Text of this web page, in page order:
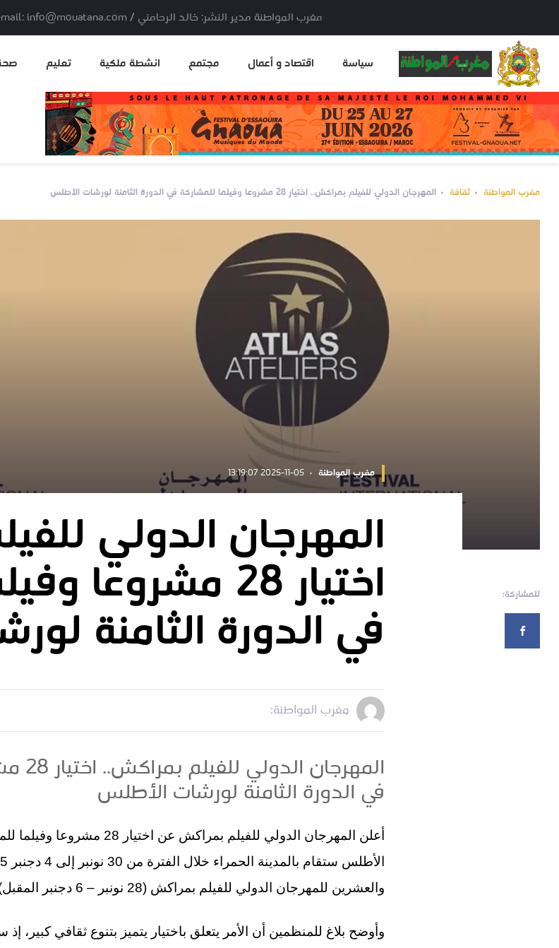
مغرب المواطنة مدير النشر: خالد الرحامني / E-mail: info@mouatana.com
سياسة اقتصاد و أعمال مجتمع انشطة ملكية تعليم
مغرب المواطنة ثقافة المهرجان الدولي للفيلم بمراكش.. اختيار 28 مشروعا وفيلما للمشاركة في الدورة الثامنة لورشات الأطلس
مغرب المواطنة 2025-11-05 13:19:07
للمشاركة:
المهرجان الدولي
اختيار 28
في الدورة الثامنة
مغرب المواطنة:
في الدورة الثامنة لورشات الأطلس
أعلن المهرجان الدولي للفيلم
والعشرين للمهرجان الدولي للفيلم بمراكش (28 نونبر – 6 دجنبر المقبل)
وأوضح بلاغ للمنظمين أن الأمر يتعلق باختيار يتميز بتنوع ثقافي